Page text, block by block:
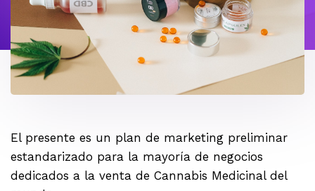
El presente es un plan de marketing preliminar
estandarizado para la mayoría de negocios
dedicados a la venta de Cannabis Medicinal del